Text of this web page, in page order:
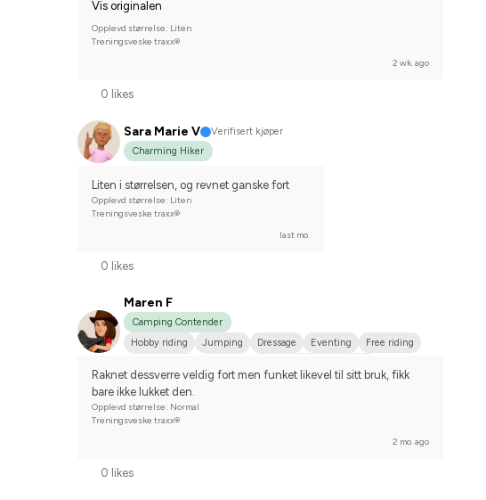
Vis originalen
Opplevd størrelse: Liten
Treningsveske traxx®
2 wk. ago
0 likes
Sara Marie V
Verifisert kjøper
Charming Hiker
Liten i størrelsen, og revnet ganske fort
Opplevd størrelse: Liten
Treningsveske traxx®
last mo.
0 likes
Maren F
Camping Contender
Hobby riding
Jumping Dressage Eventing
Free riding
Varmblodstravare
Fjordhäst
Norlandshäst
Norsk varmblodshäst
Raknet dessverre veldig fort men funket likevel til sitt bruk, fikk
bare ikke lukket den.
Opplevd størrelse: Normal
Treningsveske traxx®
2 mo. ago
0 likes